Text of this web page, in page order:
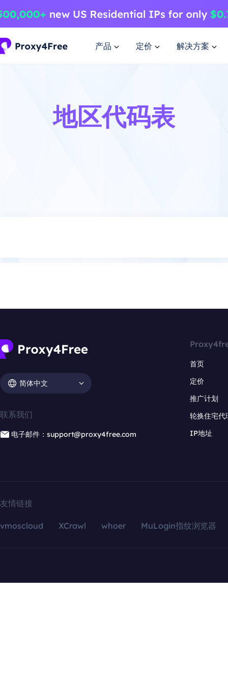
产品 定价 解决方案
地区代码表
简体中文
联系我们
电子邮件：support@proxy4free.com
首页
定价
推广计划
轮换住宅代
IP地址
友情链接
vmoscloud XCrawl whoer MuLogin指纹浏览器